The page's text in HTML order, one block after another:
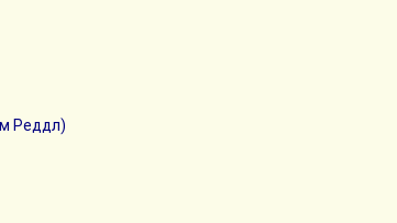
Реддл)